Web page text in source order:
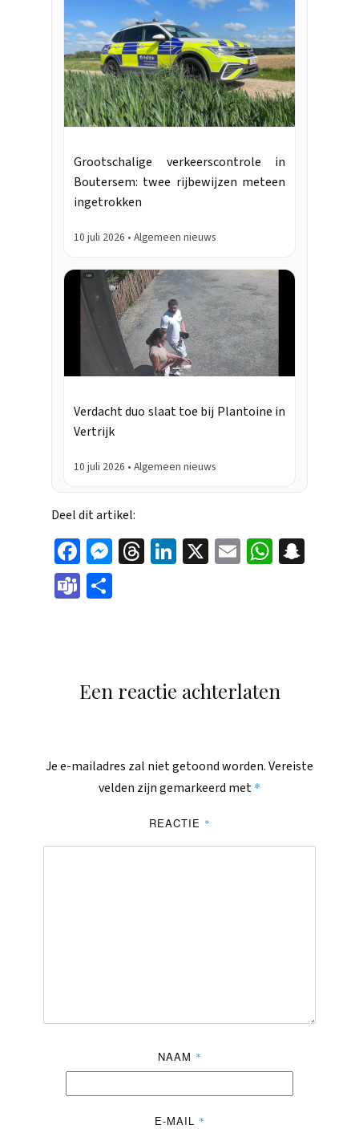
Grootschalige verkeerscontrole in
Boutersem: twee rijbewijzen meteen
ingetrokken
10 juli 2026 • Algemeen nieuws
Verdacht duo slaat toe bij Plantoine in
Vertrijk
10 juli 2026 • Algemeen nieuws
Deel dit artikel:
Face
boo
Mes
Thr
Link
Ema
Wha
Tea
Een reactie achterlaten
Je e-mailadres zal niet getoond worden.Vereiste
velden zijn gemarkeerd met*
REACTIE *
NAAM *
E-MAIL *